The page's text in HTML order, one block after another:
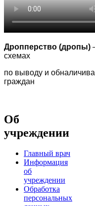
Дропперство (дропы)
схемах
по выводу и
граждан
Об
учреждении
Главный врач
Информация
об
учреждении
Обработка
персональных